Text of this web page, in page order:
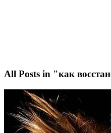
All Posts in "как